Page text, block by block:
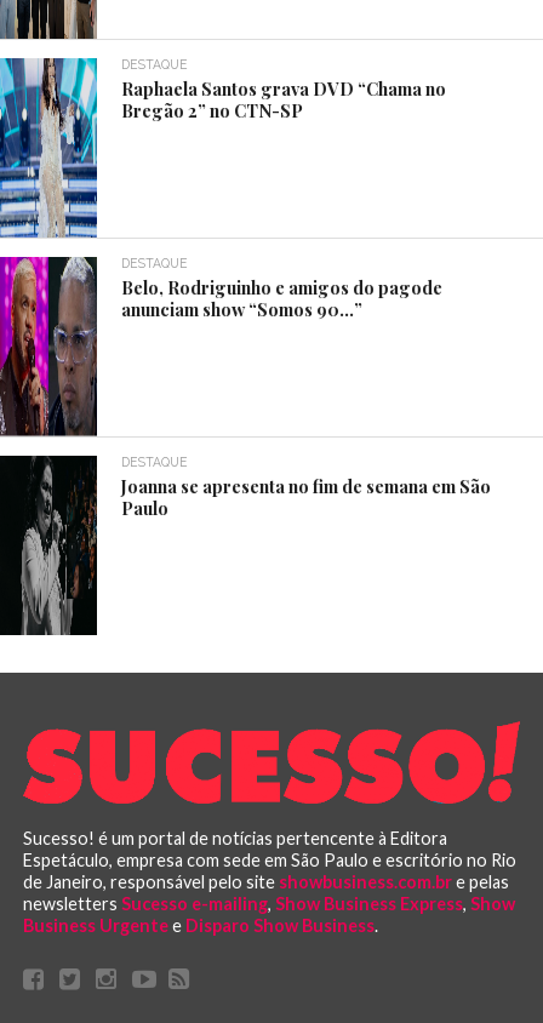
DESTAQUE
Raphaela Santos grava DVD “Chama no
Bregão 2” no CTN-SP
DESTAQUE
Belo, Rodriguinho e amigos do pagode
anunciam show “Somos 90…”
DESTAQUE
Joanna se apresenta no fim de semana em São
Paulo
Sucesso! é um portal de notícias pertencente à Editora
Espetáculo, empresa com sede em São Paulo e escritório no Rio
de Janeiro, responsável pelo site showbusiness.com.bre pelas
newsletters Sucesso e-mailing, Show Business Express, Show
Business Urgentee Disparo Show Business.